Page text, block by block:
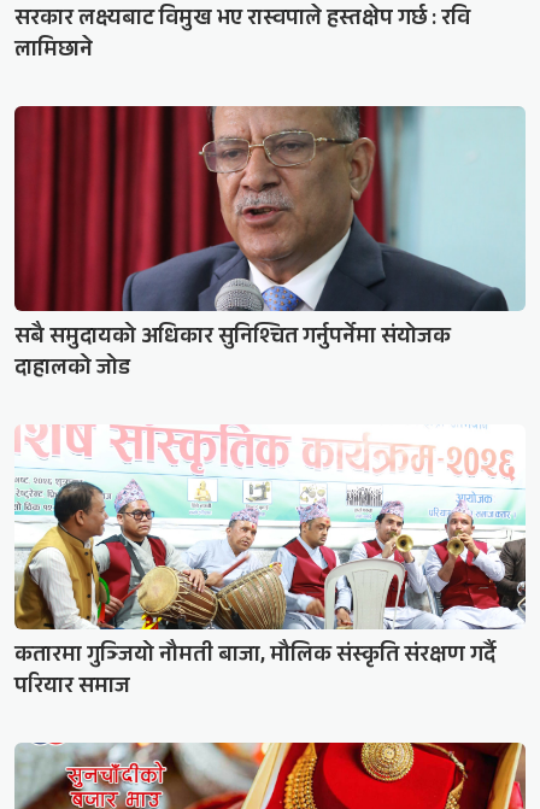
सरकार लक्ष्यबाट विमुख भए रास्वपाले हस्तक्षेप गर्छ : रवि
लामिछाने
सबै समुदायको अधिकार सुनिश्चित गर्नुपर्नेमा संयोजक
दाहालको जोड
कतारमा गुञ्जियो नौमती बाजा, मौलिक संस्कृति संरक्षण गर्दै
परियार समाज